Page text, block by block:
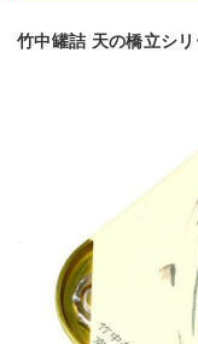
竹中罐詰 天の橋立シ